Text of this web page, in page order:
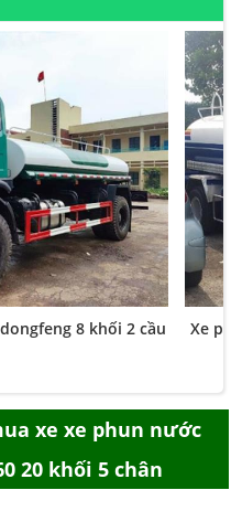
8 khối 2 cầu
Xe
xe xe phun nước
20 khối 5 chân